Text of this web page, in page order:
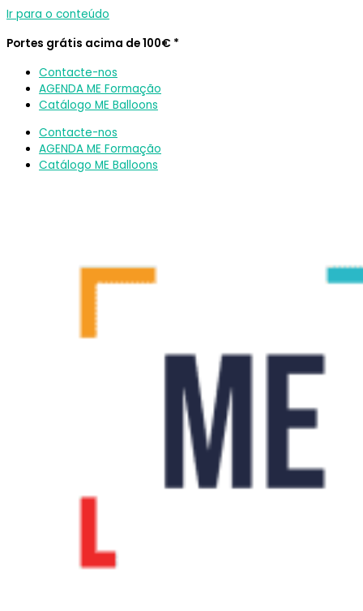
Ir para o conteúdo
Portes grátis acima de 100€ *
Contacte-nos
AGENDA ME Formação
Catálogo ME Balloons
Contacte-nos
AGENDA ME Formação
Catálogo ME Balloons